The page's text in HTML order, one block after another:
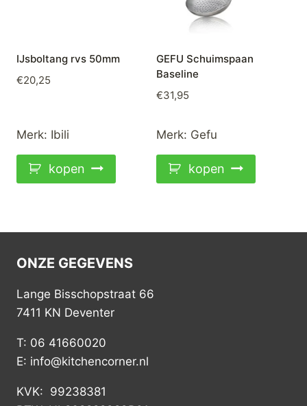
IJsboltang rvs 50mm
€20,25
Merk: Ibili
kopen
GEFU Schuimspaan
Baseline
€31,95
Merk: Gefu
kopen
ONZE GEGEVENS
Lange Bisschopstraat 66
7411 KN Deventer
T: 06 41660020
E: info@kitchencorner.nl
KVK: 99238381